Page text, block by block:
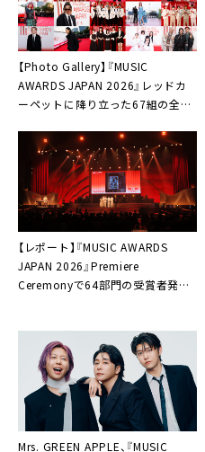
【Photo Gallery】『MUSIC
AWARDS JAPAN 2026』レッドカ
ーペットに降り立った67組の全画
【レポート】『MUSIC AWARDS
JAPAN 2026』Premiere
Ceremonyで64部門の受賞者発表
Mrs. GREEN APPLE、『MUSIC